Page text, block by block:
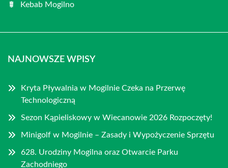
Kebab Mogilno
NAJNOWSZE WPISY
Kryta Pływalnia w Mogilnie Czeka na Przerwę
Technologiczną
Sezon Kąpieliskowy w Wiecanowie 2026 Rozpoczęty!
Minigolf w Mogilnie – Zasady i Wypożyczenie Sprzętu
628. Urodziny Mogilna oraz Otwarcie Parku
Zachodniego